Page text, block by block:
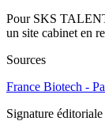
Pour SKS
un site cabinet en
Sources
France Biotech -
Signature éditoriale